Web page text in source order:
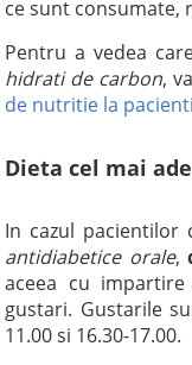
ce sunt consumate,
Pentru a vedea
hidrati de carbon,
de nutritie la
Dieta cel mai
In cazul pacientilor
antidiabetice orale,
aceea cu
gustari. Gustarile
11.00 si 16.30-17.00.